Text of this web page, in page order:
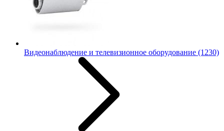
Видеонаблюдение и телевизионное оборудование (1230)